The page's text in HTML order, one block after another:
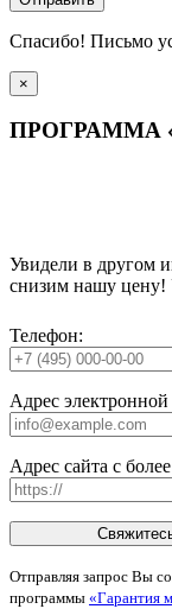
Спасибо! Письмо
×
ПРОГРАММА
Увидели в другом
снизим нашу цену!
Телефон:
Адрес
Адрес сайта с
Отправляя запрос Вы
программы «Гарантия